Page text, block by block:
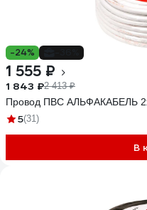
-24%
1 555 ₽
1 843 ₽2 413 ₽
Провод ПВС АЛЬФАКАБЕЛЬ
5(31)
В